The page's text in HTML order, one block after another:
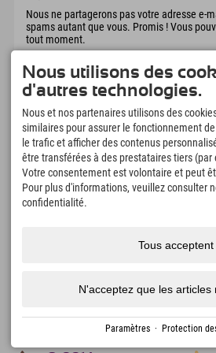
Nous ne partagerons pas votre adresse e-
spams autant que vous. Promis ! Vous
tout moment.
Explorer App
Téléchargez vos #ExplorerMoments, Mon
Explorer à emporter avec aperçu de vos
Téléchargez-le maintenant !
L'heure des moments d'exploration
Lacs de montagne et
Nous utilisons des
d'autres technologies.
Nous et nos partenaires utilisons des
similaires pour assurer le fonctionnement
le trafic et afficher des contenus
être transférées à des prestataires tiers (par
Votre consentement est volontaire et peut
Pour plus d'informations, veuillez consulter
confidentialité.
Tous acceptent
N'acceptez que les articles
Paramètres · Protection